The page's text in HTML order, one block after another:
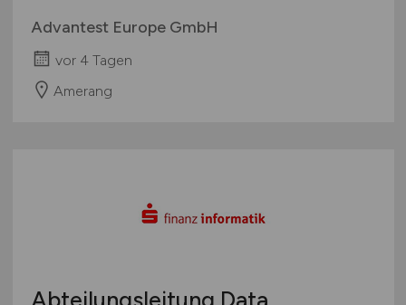
Advantest Europe GmbH
vor 4 Tagen
Amerang
Abteilungsleitung Data